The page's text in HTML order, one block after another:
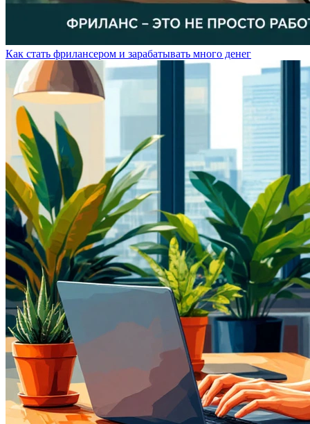
Как стать фрилансером и зарабатывать много денег